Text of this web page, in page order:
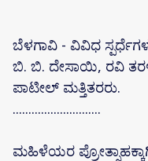
ಬೆಳಗಾವಿ - ವಿವಿಧ
ಬಿ. ಬಿ. ದೇಸಾಯಿ, ರವಿ
ಪಾಟೀಲ್ ಮತ್ತಿತರರು.
............................
ಮಹಿಳೆಯರ